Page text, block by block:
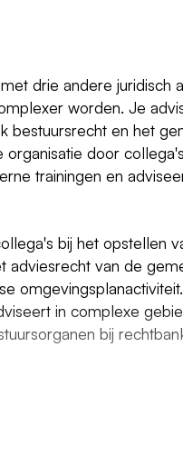
drie andere juridisch
worden. Je
bestuursrecht en het
door
trainingen en
bij het opstellen
van de
in complexe
bij